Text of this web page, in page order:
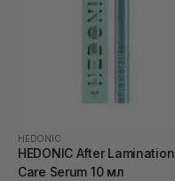
HEDONIC
HEDONIC After Lamination
Care Serum 10 мл